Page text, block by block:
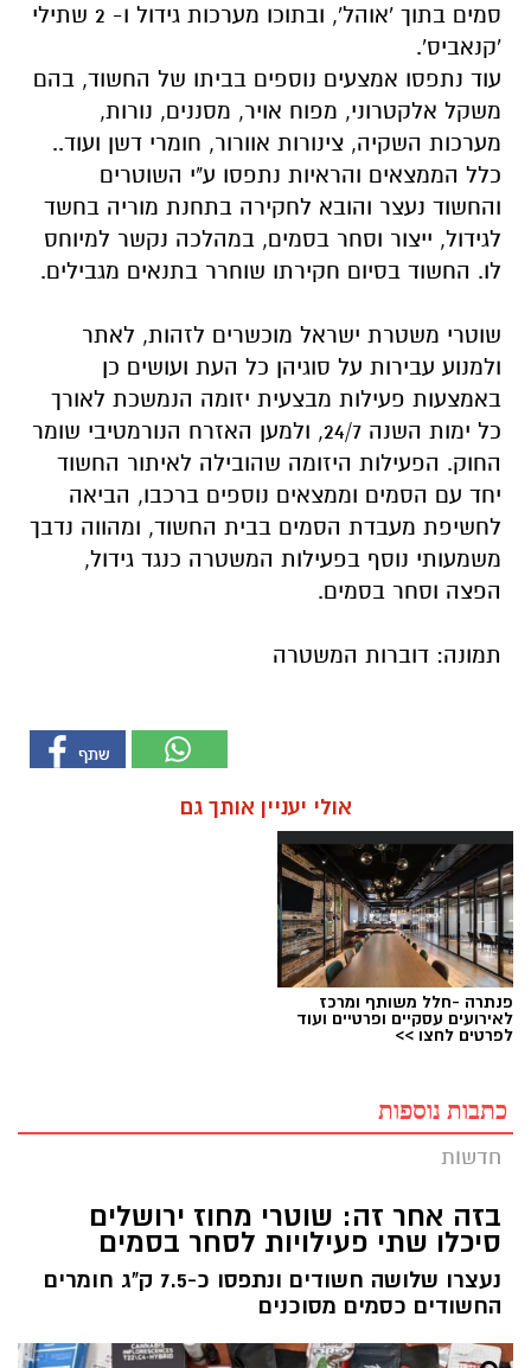
סמים בתוך 'אוהל', ובתוכו מערכות גידול ו- 2 שתילי
'קנאביס'.
עוד נתפסו אמצעים נוספים בביתו של החשוד, בהם
משקל אלקטרוני, מפוח אויר, מסננים, נורות,
מערכות השקיה, צינורות אוורור, חומרי דשן ועוד..
כלל הממצאים והראיות נתפסו ע"י השוטרים
והחשוד נעצר והובא לחקירה בתחנת מוריה בחשד
לגידול, ייצור וסחר בסמים, במהלכה נקשר למיוחס
לו. החשוד בסיום חקירתו שוחרר בתנאים מגבילים.
שוטרי משטרת ישראל מוכשרים לזהות, לאתר
ולמנוע עבירות על סוגיהן כל העת ועושים כן
באמצעות פעילות מבצעית יזומה הנמשכת לאורך
כל ימות השנה 24/7, ולמען האזרח הנורמטיבי שומר
החוק. הפעילות היזומה שהובילה לאיתור החשוד
יחד עם הסמים וממצאים נוספים ברכבו, הביאה
לחשיפת מעבדת הסמים בבית החשוד, ומהווה נדבך
משמעותי נוסף בפעילות המשטרה כנגד גידול,
הפצה וסחר בסמים.
תמונה: דוברות המשטרה
אולי יעניין אותך גם
פנתרה -חלל משותף ומרכז
לאירועים עסקיים ופרטיים ועוד
לפרטים לחצו >>
כתבות נוספות
חדשות
בזה אחר זה: שוטרי מחוז ירושלים
סיכלו שתי פעילויות לסחר בסמים
נעצרו שלושה חשודים ונתפסו כ-7.5 ק"ג חומרים
החשודים כסמים מסוכנים